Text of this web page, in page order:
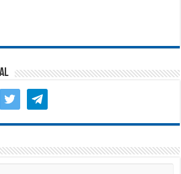
twitter telegram